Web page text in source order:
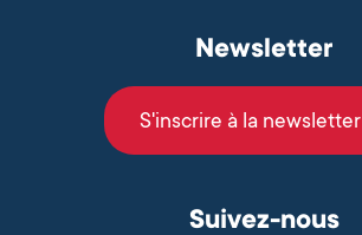
Newsletter
S'inscrire à la newsletter
Suivez-nous